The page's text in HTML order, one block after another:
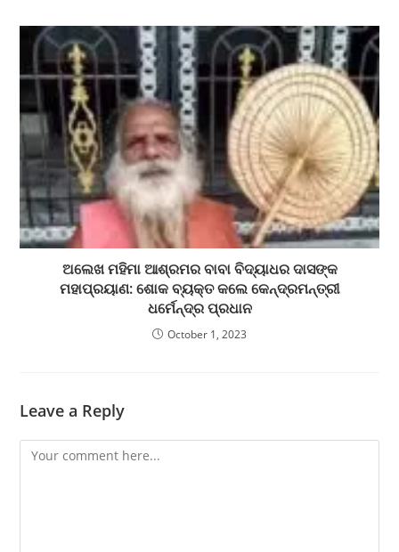
ଅଲେଖ ମହିମା ଆଶ୍ରମର ବାବା ବିଦ୍ୟାଧର ଦାସଙ୍କ
ମହାପ୍ରୟାଣ: ଶୋକ ବ୍ୟକ୍ତ କଲେ କେନ୍ଦ୍ରମନ୍ତ୍ରୀ
ଧର୍ମେନ୍ଦ୍ର ପ୍ରଧାନ
October 1, 2023
Leave a Reply